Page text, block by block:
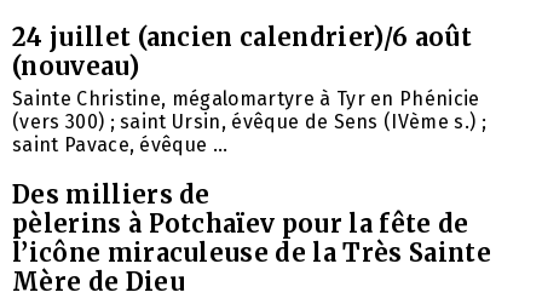
24 juillet (ancien calendrier)/6 août
(nouveau)
Sainte Christine, mégalomartyre à Tyr en Phénicie
(vers 300) ; saint Ursin, évêque de Sens (IVème s.) ;
saint Pavace, évêque ...
Des milliers de
pèlerins à Potchaïev pour la fête de
l’icône miraculeuse de la Très Sainte
Mère de Dieu